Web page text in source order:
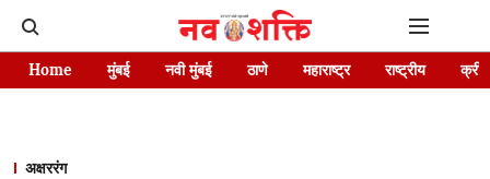
Home मुंबई नवी मुंबई ठाणे महाराष्ट्र राष्ट्रीय
अक्षररंग